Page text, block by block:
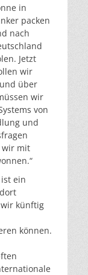
in
packen
nach
Jetzt
wir
über
wir
von
und
wir mit
ist ein
wir künftig
können.